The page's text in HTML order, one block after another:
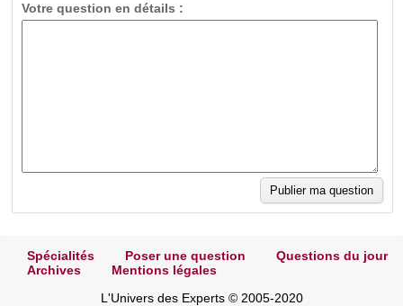
Votre question en détails :
Spécialités Poser une question
Questions du jour
Archives
Mentions légales
L'Univers des Experts © 2005-2020